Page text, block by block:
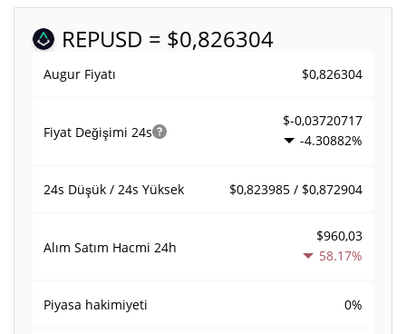
REPUSD = $0,826304
Augur Fiyatı $0,826304
Fiyat Değişimi 24s
$-0,03720717
-4.30882%
24s Düşük / 24s Yüksek $0,823985 / $0,872904
Alım Satım Hacmi 24h
$960,03
58.17%
Piyasa hakimiyeti 0%